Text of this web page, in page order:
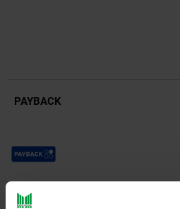
PAYBACK
Payback Punkte